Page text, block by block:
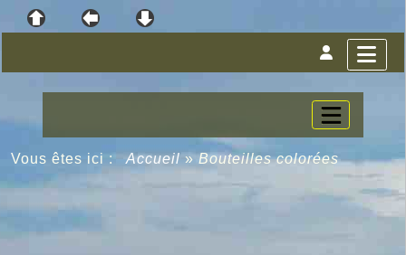
Vous êtes ici : Accueil »Bouteilles colorées